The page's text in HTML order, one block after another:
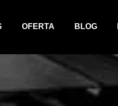
OFERTA BLOG